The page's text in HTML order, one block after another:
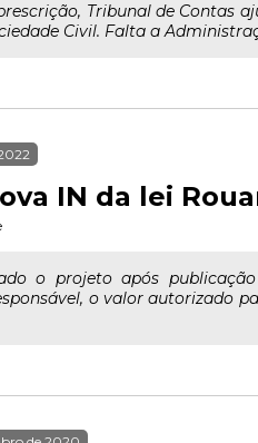
Tribunal de Contas
Civil. Falta a
IN da lei
o projeto após
o valor autorizado